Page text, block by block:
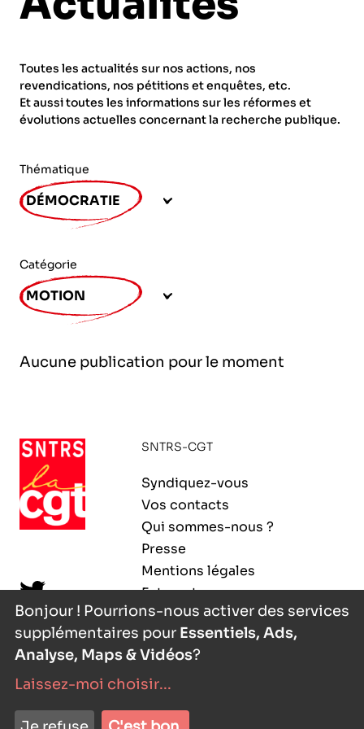
Fonction publique
Actions spécifiques
ORGANISMES
CNRS – Centre national de la recherche
scientifique
INRIA - Institut national de recherche en
INSERM – Institut national de la santé et de la
recherche médicale
développement
INED – Institut national d’études
démographiques
l’exploitation de la mer
AGENDA
PUBLICATIONS
ADHÉRER
Toutes les actualités sur nos actions, nos
revendications, nos pétitions et enquêtes, etc.
Et aussi toutes les informations sur les réformes et
évolutions actuelles concernant la recherche publique.
Thématique
DÉMOCRATIE
Catégorie
MOTION
Aucune publication pour le moment
SNTRS-CGT
Syndiquez-vous
Vos contacts
Qui sommes-nous ?
Presse
Mentions légales
Extranet
- agence digitale
Bonjour ! Pourrions-nous activer des services
supplémentaires pour Essentiels, Ads,
Analyse, Maps & Vidéos?
Laissez-moi choisir...